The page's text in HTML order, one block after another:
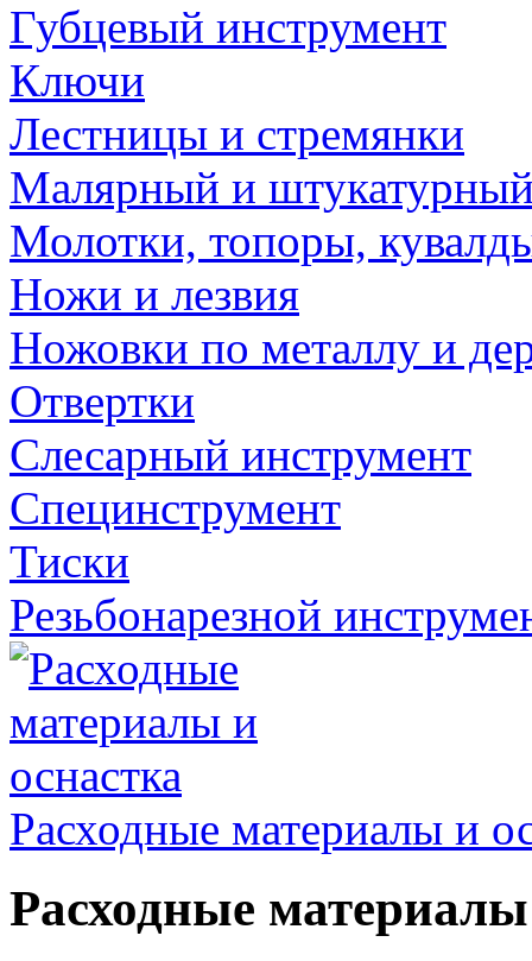
Губцевый инструмент
Ключи
Лестницы и стремянки
Малярный и
Молотки, топоры,
Ножи и лезвия
Ножовки по металлу и
Отвертки
Слесарный инструмент
Специнструмент
Тиски
Резьбонарезной
Расходные материалы и
Расходные